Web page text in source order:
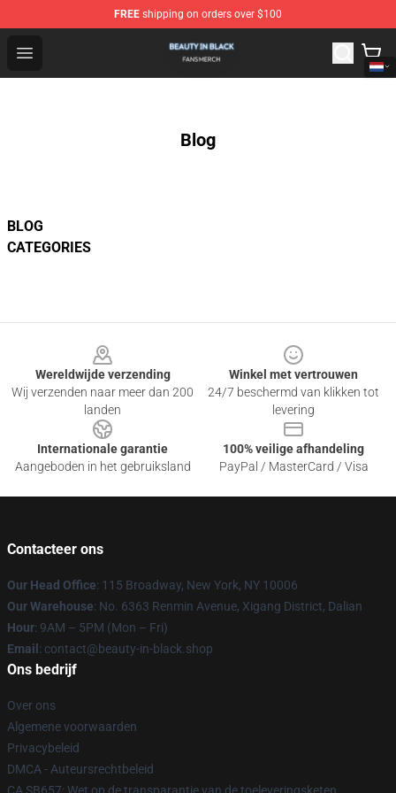
FREE shipping on orders over $100
Open menu
Beauty In Black Shop - Official Beauty In Black
Blog
BLOG
CATEGORIES
Wereldwijde verzending
Wij verzenden naar meer dan 200
landen
Winkel met vertrouwen
24/7 beschermd van klikken tot
levering
Internationale garantie
Aangeboden in het gebruiksland
100% veilige afhandeling
PayPal / MasterCard / Visa
Contacteer ons
Our Head Office: 115 Broadway, New York, NY 10006
Our Warehouse: No. 6363 Renmin Avenue, Xigang District, Dalian
Hour: 9AM – 5PM (Mon – Fri)
Email : contact@beauty-in-black.shop
Ons bedrijf
Over ons
Algemene voorwaarden
Privacybeleid
DMCA - Auteursrechtbeleid